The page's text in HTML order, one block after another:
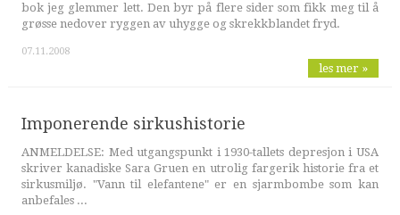
bok jeg glemmer lett. Den byr på flere sider som fikk meg til å
grøsse nedover ryggen av uhygge og skrekkblandet fryd.
07.11.2008
les mer »
Imponerende sirkushistorie
ANMELDELSE: Med utgangspunkt i 1930-tallets depresjon i USA
skriver kanadiske Sara Gruen en utrolig fargerik historie fra et
sirkusmiljø. "Vann til elefantene" er en sjarmbombe som kan
anbefales ...